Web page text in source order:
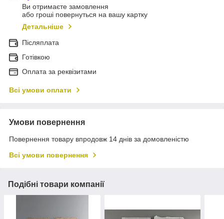
Ви отримаєте замовлення
або гроші повернуться на вашу картку
Детальніше
Післяплата
Готівкою
Оплата за реквізитами
Всі умови оплати
Умови повернення
Повернення товару впродовж 14 днів за домовленістю
Всі умови повернення
Подібні товари компанії